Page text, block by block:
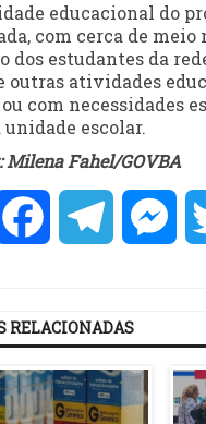
educacional do
com cerca de meio
dos estudantes da
outras atividades
com necessidades
unidade escolar.
Milena Fahel/GOVBA
FacebookTelegram
RELACIONADAS